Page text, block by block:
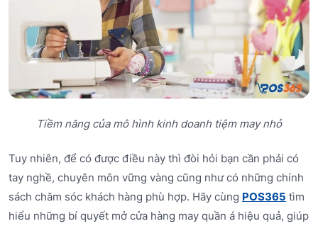
Tiềm năng của mô hình kinh doanh tiệm may nhỏ
Tuy nhiên, để có được điều này thì đòi hỏi bạn cần phải có
tay nghề, chuyên môn vững vàng cũng như có những chính
sách chăm sóc khách hàng phù hợp. Hãy cùng POS365 tìm
hiểu những bí quyết mở cửa hàng may quần á hiệu quả, giúp